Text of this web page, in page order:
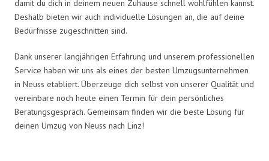
damit du dich in deinem neuen Zuhause schnell wohlfühlen kannst.
Deshalb bieten wir auch individuelle Lösungen an, die auf deine
Bedürfnisse zugeschnitten sind.
Dank unserer langjährigen Erfahrung und unserem professionellen
Service haben wir uns als eines der besten Umzugsunternehmen
in Neuss etabliert. Überzeuge dich selbst von unserer Qualität und
vereinbare noch heute einen Termin für dein persönliches
Beratungsgespräch. Gemeinsam finden wir die beste Lösung für
deinen Umzug von Neuss nach Linz!